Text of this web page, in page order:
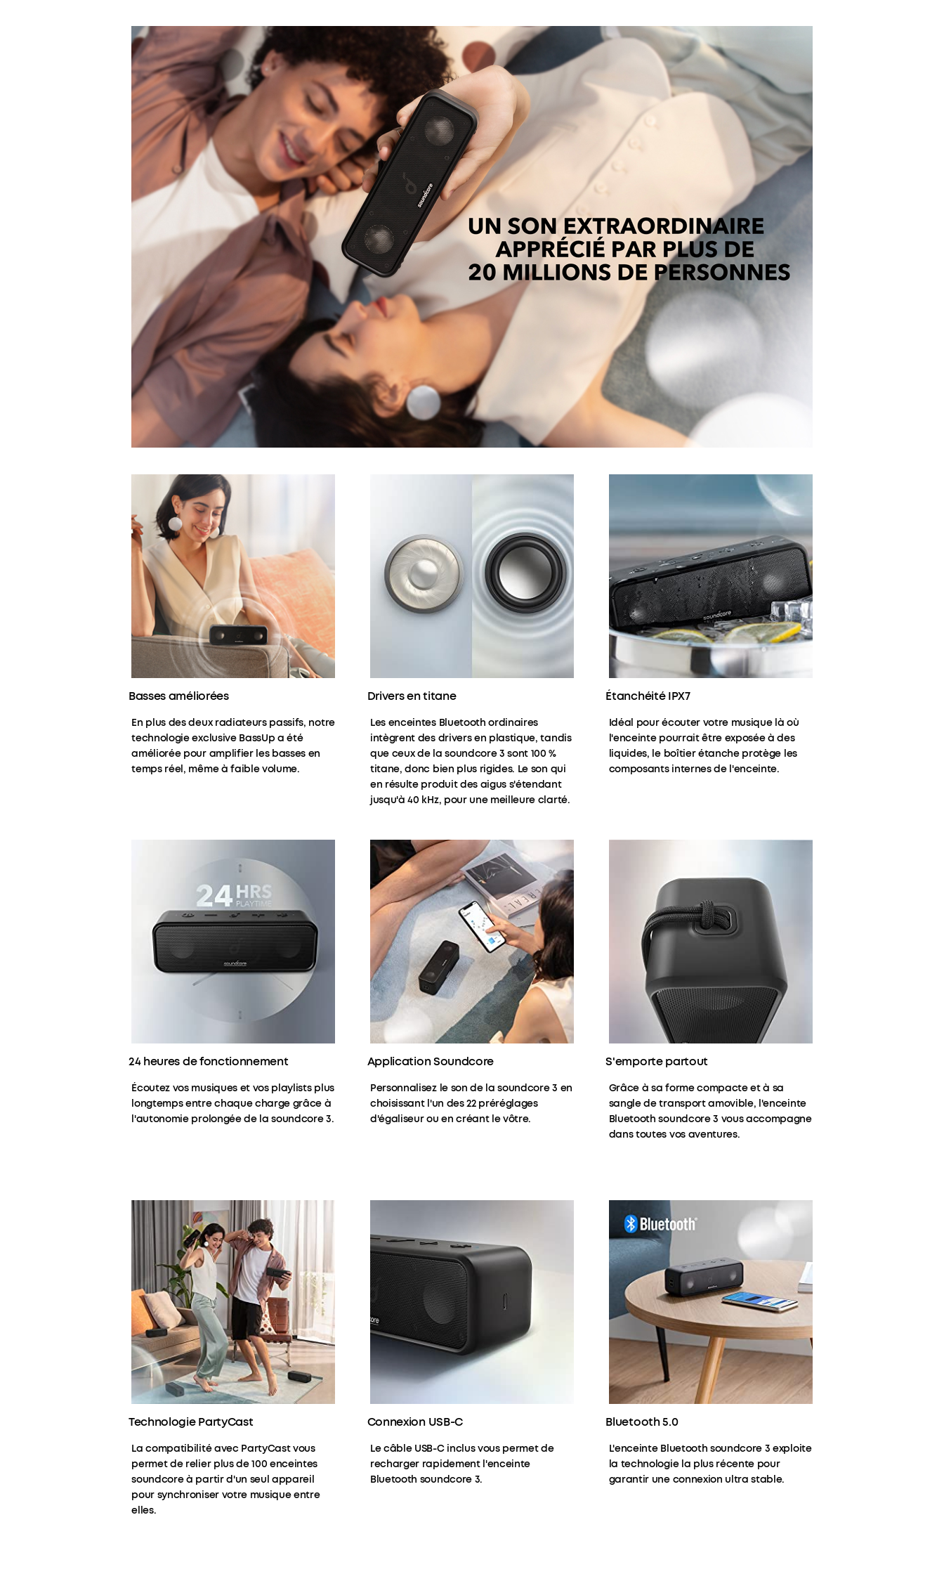
Basses améliorées
En plus des deux radiateurs passifs, notre
technologie exclusive BassUp a été
améliorée pour amplifier les basses en
temps réel, même à faible volume.
Drivers en titane
Les enceintes Bluetooth ordinaires
intègrent des drivers en plastique, tandis
que ceux de la soundcore 3 sont 100 %
titane, donc bien plus rigides. Le son qui
en résulte produit des aigus s'étendant
jusqu'à 40 kHz, pour une meilleure clarté.
Étanchéité IPX7
Idéal pour écouter votre musique là où
l'enceinte pourrait être exposée à des
liquides, le boîtier étanche protège les
composants internes de l'enceinte.
24 heures de fonctionnement
Écoutez vos musiques et vos playlists plus
longtemps entre chaque charge grâce à
l'autonomie prolongée de la soundcore 3.
Application Soundcore
Personnalisez le son de la soundcore 3 en
choisissant l'un des 22 préréglages
d'égaliseur ou en créant le vôtre.
S'emporte partout
Grâce à sa forme compacte et à sa
sangle de transport amovible, l'enceinte
Bluetooth soundcore 3 vous accompagne
dans toutes vos aventures.
Technologie PartyCast
La compatibilité avec PartyCast vous
permet de relier plus de 100 enceintes
soundcore à partir d'un seul appareil
pour synchroniser votre musique entre
elles.
Connexion USB-C
Le câble USB-C inclus vous permet de
recharger rapidement l'enceinte
Bluetooth soundcore 3.
Bluetooth 5.0
L'enceinte Bluetooth soundcore 3 exploite
la technologie la plus récente pour
garantir une connexion ultra stable.